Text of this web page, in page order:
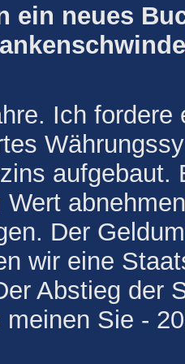
ein neues
Ich
Der
wir eine
Abstieg der
Sie -